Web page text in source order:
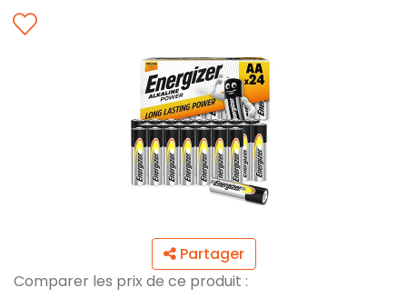
Partager
Comparer les prix de ce produit :